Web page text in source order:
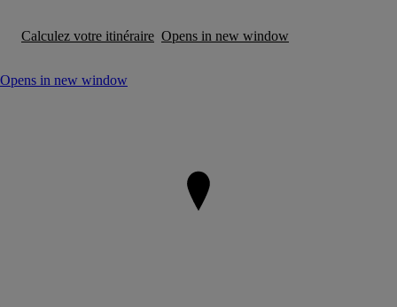
Calculez votre itinéraire Opens in new window
Opens in new window